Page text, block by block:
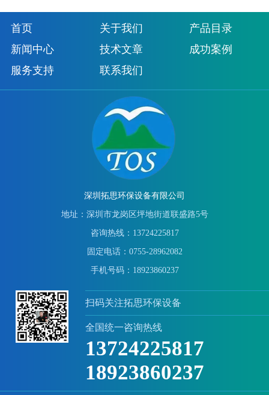
首页 关于我们
产品目录
新闻中心
技术文章
成功案例
服务支持
联系我们
深圳拓思环保设备有限公司
地址：深圳市龙岗区坪地街道联盛路5号
咨询热线：13724225817
固定电话：0755-28962082
手机号码：18923860237
扫码关注拓思环保设备
全国统一咨询热线
13724225817
18923860237